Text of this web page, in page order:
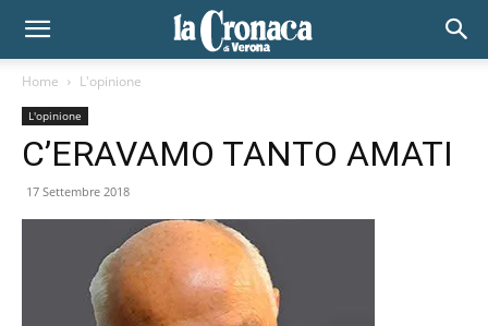
Home L'opinione
L'opinione
C’ERAVAMO TANTO AMATI
17 Settembre 2018